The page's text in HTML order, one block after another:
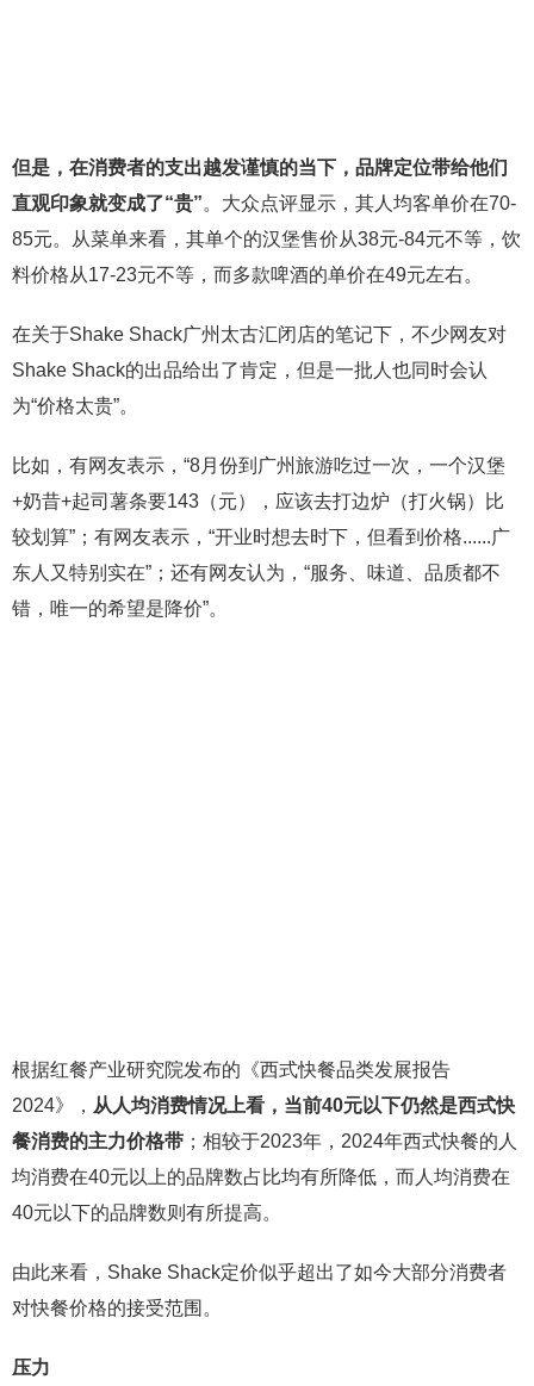
但是，在消费者的支出越发谨慎的当下，品牌定位带给他们
直观印象就变成了“贵”。大众点评显示，其人均客单价在70-
85元。从菜单来看，其单个的汉堡售价从38元-84元不等，饮
料价格从17-23元不等，而多款啤酒的单价在49元左右。
在关于Shake Shack广州太古汇闭店的笔记下，不少网友对
Shake Shack的出品给出了肯定，但是一批人也同时会认
为“价格太贵”。
比如，有网友表示，“8月份到广州旅游吃过一次，一个汉堡
+奶昔+起司薯条要143（元），应该去打边炉（打火锅）比
较划算”；有网友表示，“开业时想去时下，但看到价格......广
东人又特别实在”；还有网友认为，“服务、味道、品质都不
错，唯一的希望是降价”。
根据红餐产业研究院发布的《西式快餐品类发展报告
2024》， 从人均消费情况上看，当前40元以下仍然是西式快
餐消费的主力价格带 ；相较于2023年，2024年西式快餐的人
均消费在40元以上的品牌数占比均有所降低，而人均消费在
40元以下的品牌数则有所提高。
由此来看，Shake Shack定价似乎超出了如今大部分消费者
对快餐价格的接受范围。
压力